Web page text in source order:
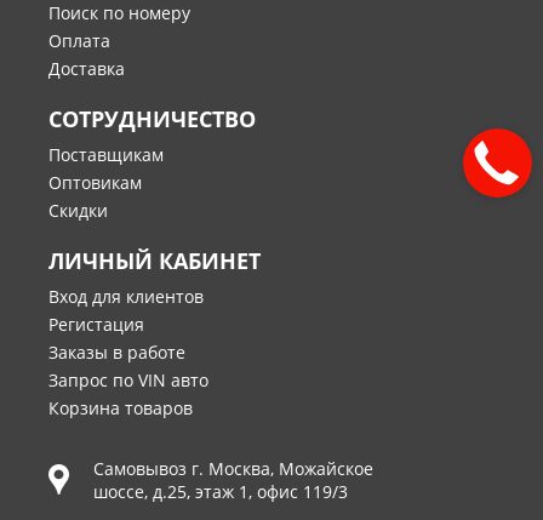
Поиск по номеру
Оплата
Доставка
СОТРУДНИЧЕСТВО
Поставщикам
Оптовикам
Скидки
ЛИЧНЫЙ КАБИНЕТ
Вход для клиентов
Регистация
Заказы в работе
Запрос по VIN авто
Корзина товаров
Самовывоз г. Москва, Можайское
шоссе, д.25, этаж 1, офис 119/3